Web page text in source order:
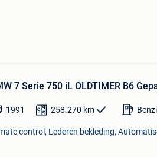
7 Serie 750 iL OLDTIMER B6
1991 258.270 km
control, Lederen bekleding,